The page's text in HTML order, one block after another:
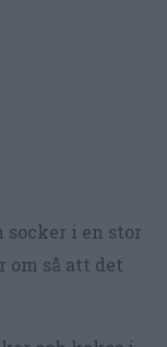
socker i en stor
om så att det